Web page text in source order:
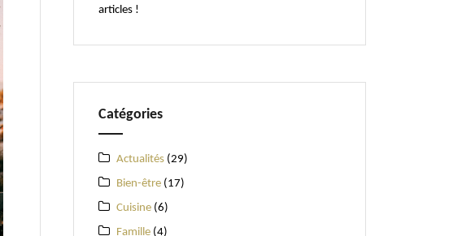
articles !
Catégories
Actualités (29)
Bien-être (17)
Cuisine (6)
Famille (4)